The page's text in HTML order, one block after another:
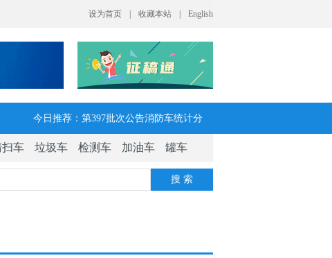
今日推荐：第397批次公告消防车统计分
析：公示企业达21家11种车型，水罐、器
扫车 垃圾车 检测车 加油车 罐车
搜 索